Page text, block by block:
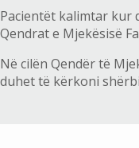
Pacientët kalimtar kur
Qendrat e Mjekësisë
Në cilën Qendër të
duhet të kërkoni